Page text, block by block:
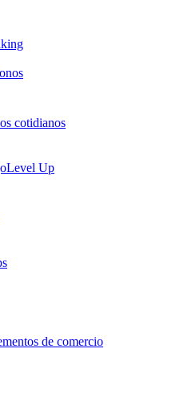
cotidianos
Level Up
de comercio